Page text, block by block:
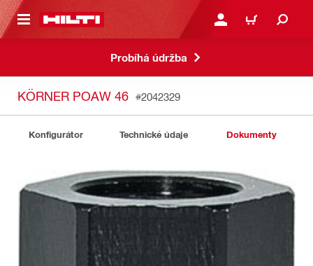
HLAVNÍ OBSAH PŘIHLÁSIT NEBO
KOŠÍK
Probíhá údržba
KÖRNER POAW 46 #2042329
Konfigurátor Technické údaje Dokumenty